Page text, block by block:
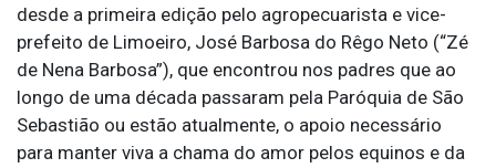
desde a primeira edição pelo agropecuarista e vice-
prefeito de Limoeiro, José Barbosa do Rêgo Neto (“Zé
de Nena Barbosa”), que encontrou nos padres que ao
longo de uma década passaram pela Paróquia de São
Sebastião ou estão atualmente, o apoio necessário
para manter viva a chama do amor pelos equinos e da